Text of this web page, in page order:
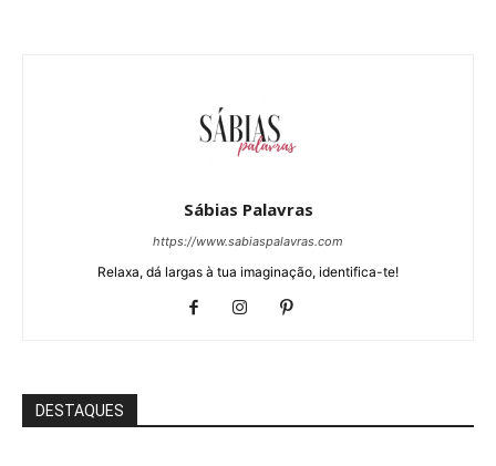
Sábias Palavras
https://www.sabiaspalavras.com
Relaxa, dá largas à tua imaginação, identifica-te!
DESTAQUES